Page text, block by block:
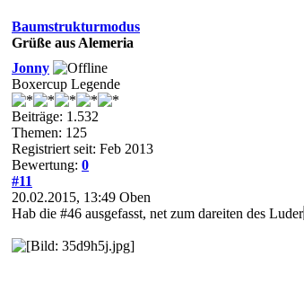
Baumstrukturmodus
Grüße aus Alemeria
Jonny
Boxercup Legende
Beiträge: 1.532
Themen: 125
Registriert seit: Feb 2013
Bewertung: 0
#11
20.02.2015, 13:49 Oben
Hab die #46 ausgefasst, net zum dareiten des Luder